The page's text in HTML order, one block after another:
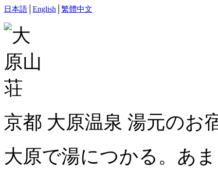
日本語 English 繁體中文
京都 大原温泉 湯元の
大原で湯につかる。あ